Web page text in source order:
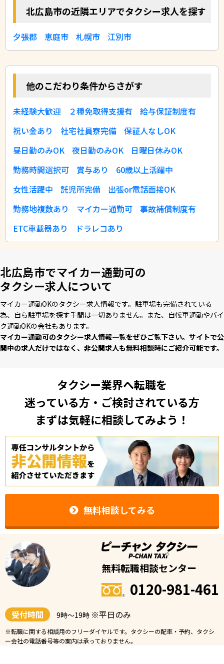
北広島市の近隣エリアでタクシー求人を探す
夕張郡 恵庭市 札幌市 江別市
他のこだわり条件からさがす
未経験大歓迎 ２種免取得支援有
給与保証制度有
祝い金あり
社宅社員寮完備
保証人なしOK
昼日勤のみOK
夜日勤のみOK
日曜日休みOK
勤務時間選択可
賞与あり
60歳以上活躍中
女性活躍中
託児所完備
出張or電話面接OK
勤務地複数あり
マイカー通勤可
事故補償制度有
ETC車載器あり
ドラレコあり
北広島市でマイカー通勤可の
タクシー求人について
マイカー通勤OKのタクシー求⼈情報です。駐⾞場も完備されている
為、⾃ら駐⾞場を探す⼿間は⼀切ありません。また、⾃転⾞通勤やバイ
ク通勤OKの会社もあります。
マイカー通勤可のタクシー求⼈情報⼀覧をぜひご覧下さい。サイトで公
開中の求⼈だけではなく、⾮公開求⼈も無料相談時にご紹介可能です。
タクシー業界へ転職を
迷っている方・ご検討されている方
まずは気軽に相談してみよう！
無料相談してみる
無料転職相談センター
0120-981-461
受付時間 9時〜19時 ※平日のみ
※転職に関する相談用のフリーダイヤルです。タクシーの配車・予約、タクシ
ー会社の電話番号等の案内は承っておりません。